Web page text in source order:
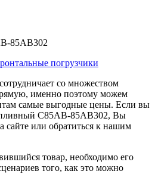
85AB302
погрузчики
со множеством
именно поэтому можем
самые выгодные цены. Если вы
C85AB-85AB302, Вы
сайте или обратиться к нашим
товар, необходимо его
того, как это можно